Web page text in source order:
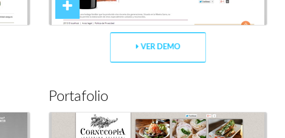
VER DEMO
Portafolio